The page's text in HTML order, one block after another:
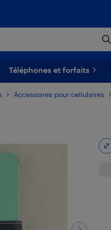
Téléphones et forfaits
Accessoires pour cellulaires